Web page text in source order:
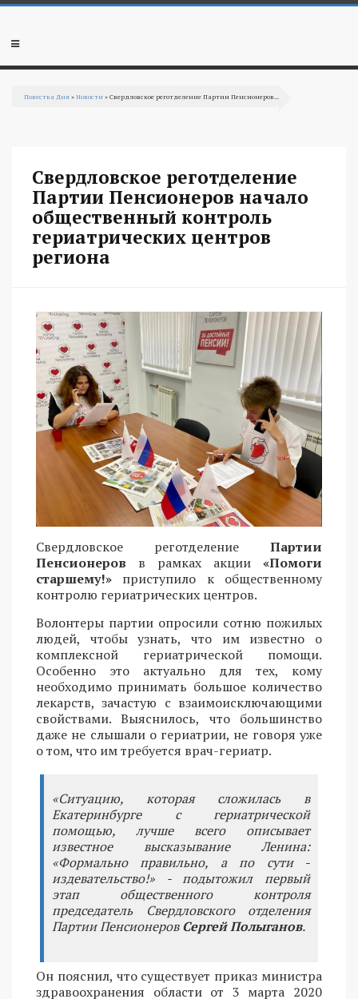
Перейти к основному содержанию
Мобильное
Повестка Дня »Новости » Свердловское реготделение Партии Пенсионеров...
Свердловское реготделение
Партии Пенсионеров начало
общественный контроль
гериатрических центров
региона
Свердловское реготделение Партии
Пенсионеров в рамках акции «Помоги
старшему!» приступило к общественному
контролю гериатрических центров.
Волонтеры партии опросили сотню пожилых
людей, чтобы узнать, что им известно о
комплексной гериатрической помощи.
Особенно это актуально для тех, кому
необходимо принимать большое количество
лекарств, зачастую с взаимоисключающими
свойствами. Выяснилось, что большинство
даже не слышали о гериатрии, не говоря уже
о том, что им требуется врач-гериатр.
«Ситуацию, которая сложилась в
Екатеринбурге с гериатрической
помощью, лучше всего описывает
известное высказывание Ленина:
«Формально правильно, а по сути -
издевательство!» - подытожил первый
этап общественного контроля
председатель Свердловского отделения
Партии ПенсионеровСергей Полыганов.
Он пояснил, что существует приказ министра
здравоохранения области от 3 марта 2020